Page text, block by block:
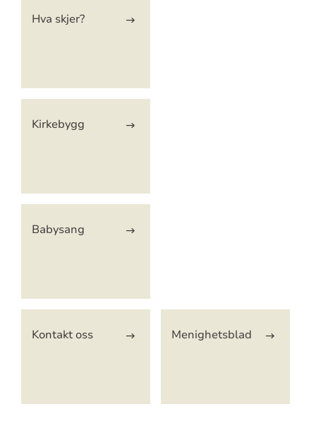
Hva skjer?
Kirkebygg
Babysang
Kontakt oss Menighetsblad